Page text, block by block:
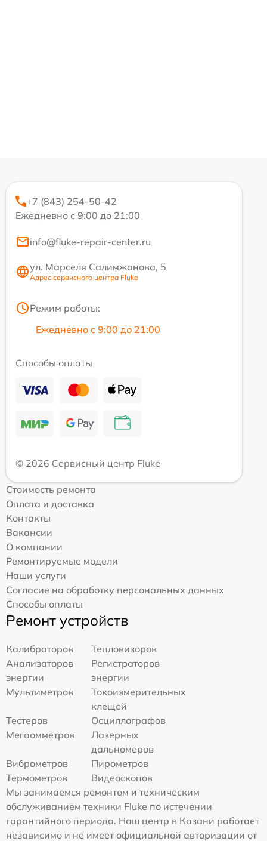
+7 (843) 254-50-42
Ежедневно с 9:00 до 21:00
info@fluke-repair-center.ru
ул. Марселя Салимжанова, 5
Адрес сервисного центра Fluke
Режим работы:
Ежедневно с 9:00 до 21:00
Способы оплаты
© 2026 Сервисный центр Fluke
Стоимость ремонта
Оплата и доставка
Контакты
Вакансии
О компании
Ремонтируемые модели
Наши услуги
Согласие на обработку персональных данных
Способы оплаты
Ремонт устройств
Калибраторов
Тепловизоров
Анализаторов
энергии
Регистраторов
энергии
Мультиметров
Токоизмерительных
клещей
Тестеров
Осциллографов
Мегаомметров
Лазерных
дальномеров
Виброметров
Пирометров
Термометров
Видеоскопов
Мы занимаемся ремонтом и техническим
обслуживанием техники Fluke по истечении
гарантийного периода. Наш центр в Казани работает
независимо и не имеет официальной авторизации от